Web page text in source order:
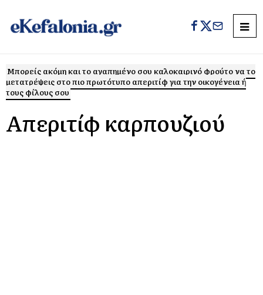
Μπορείς ακόμη και το αγαπημένο σου καλοκαιρινό φρούτο να το
μετατρέψεις στο πιο πρωτότυπο απεριτίφ για την οικογένεια ή
τους φίλους σου
Απεριτίφ καρπουζιού